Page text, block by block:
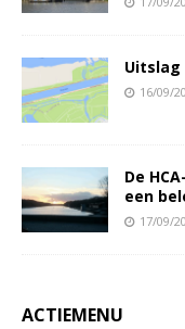
Uitslag
16/09/
De
een
17/09/
ACTIEMENU